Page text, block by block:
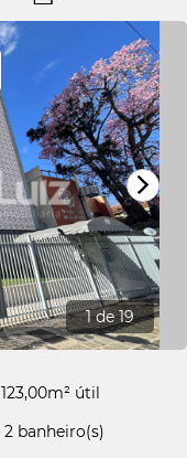
1de 19
123,00m² útil
2 banheiro(s)